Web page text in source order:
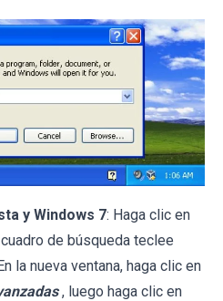
y Windows 7: Haga clic en
de búsqueda teclee
la nueva ventana, haga clic en
, luego haga clic en